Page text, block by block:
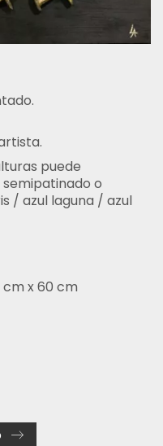
puede
o
/ azul laguna / azul
cm x 60 cm